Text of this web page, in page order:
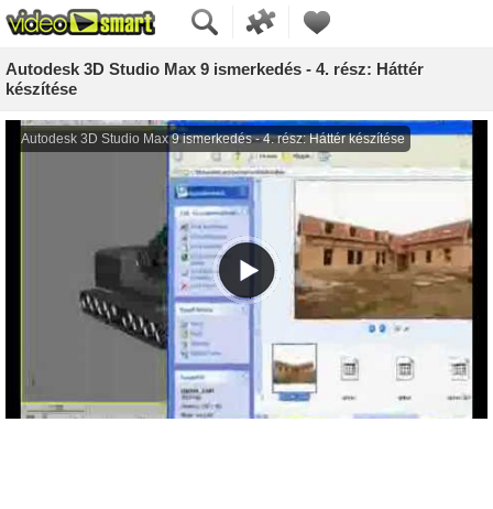
Autodesk 3D Studio Max 9 ismerkedés - 4. rész: Háttér
készítése